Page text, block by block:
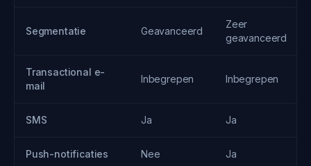
Segmentatie Geavanceerd
Zeer
geavanceerd
Transactional e-
mail
Inbegrepen Inbegrepen
SMS Ja Ja
Push-notificaties Nee Ja